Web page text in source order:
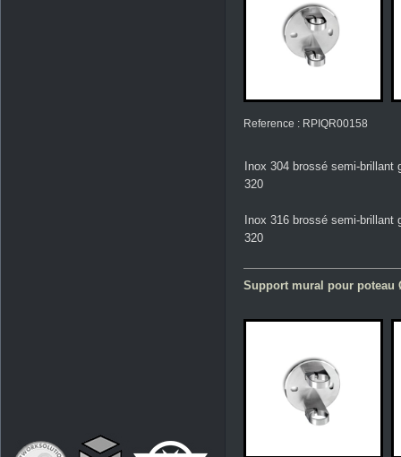
Reference : RPIQR00158
Inox 304 brossé semi-brillant
320
Inox 316 brossé semi-brillant
320
Support mural pour poteau